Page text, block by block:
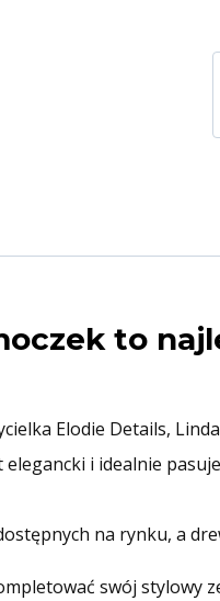
to
Elodie Details,
i idealnie
na rynku, a
swój stylowy